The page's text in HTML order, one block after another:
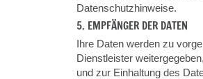
Datenschutzhinweise.
5. EMPFÄNGER DER DATEN
Ihre Daten werden zu
Dienstleister
und zur Einhaltung des